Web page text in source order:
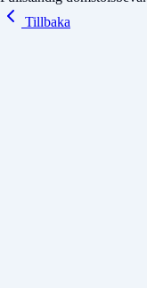
Tillbaka